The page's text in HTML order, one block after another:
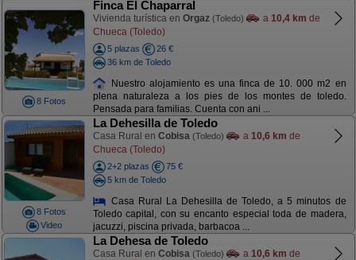
8 Fotos
Finca El Chaparral
Vivienda turística en Orgaz (Toledo) a 10,4 km de
Chueca (Toledo)
5 plazas
26 €
36 km de Toledo
Nuestro alojamiento es una finca de 10. 000 m2 en
plena naturaleza a los pies de los montes de toledo.
Pensada para familias. Cuenta con ani ...
8 Fotos
Video
La Dehesilla de Toledo
Casa Rural en Cobisa (Toledo) a 10,6 km de
Chueca (Toledo)
2+2 plazas
75 €
5 km de Toledo
Casa Rural La Dehesilla de Toledo, a 5 minutos de
Toledo capital, con su encanto especial toda de madera,
jacuzzi, piscina privada, barbacoa ...
La Dehesa de Toledo
Casa Rural en Cobisa (Toledo) a 10,6 km de